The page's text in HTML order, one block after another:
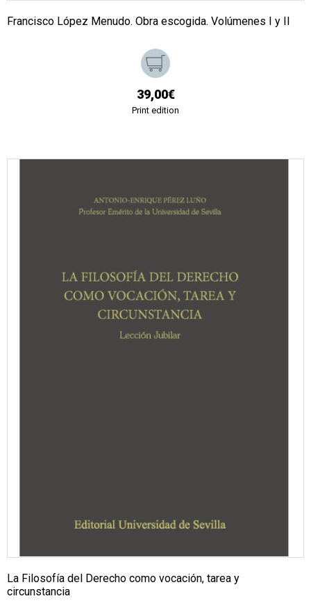
Francisco López Menudo. Obra escogida. Volúmenes I y II
39,00€
Print edition
La Filosofía del Derecho como vocación, tarea y
circunstancia